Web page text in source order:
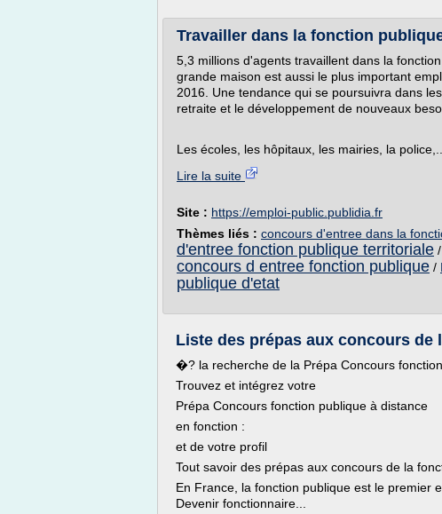
Travailler dans la fonction
5,3 millions d'agents travaillent dans la
grande maison est aussi le plus important
2016. Une tendance qui se poursuivra dans
retraite et le développement de nouveaux
Les écoles, les hôpitaux, les mairies, la police,...
Lire la suite
Site : https://emploi-public.publidia.fr
Thèmes liés : concours d'entree dans la
d'entree fonction publique territoriale /
concours d entree fonction publique /
publique d'etat
Liste des prépas aux concours de
�? la recherche de la Prépa Concours
Trouvez et intégrez votre
Prépa Concours fonction publique à distance
en fonction :
et de votre profil
Tout savoir des prépas aux concours de la
En France, la fonction publique est le premier
Devenir fonctionnaire...